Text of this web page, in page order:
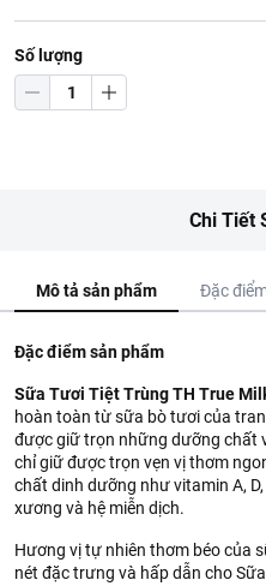
Số lượng
Chi Tiết
Mô tả sản phẩm Đặc
Đặc điểm sản phẩm
Sữa Tươi Tiệt Trùng TH True
hoàn toàn từ sữa bò tươi của
được giữ trọn những dưỡng chất
chỉ giữ được trọn vẹn vị thơm
chất dinh dưỡng như vitamin A,
xương và hệ miễn dịch.
Hương vị tự nhiên thơm béo của
nét đặc trưng và hấp dẫn cho